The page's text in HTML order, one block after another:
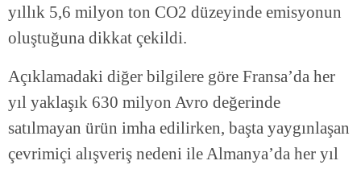
yıllık 5,6 milyon ton CO2 düzeyinde emisyonun
oluştuğuna dikkat çekildi.
Açıklamadaki diğer bilgilere göre Fransa’da her
yıl yaklaşık 630 milyon Avro değerinde
satılmayan ürün imha edilirken, başta yaygınlaşan
çevrimiçi alışveriş nedeni ile Almanya’da her yıl